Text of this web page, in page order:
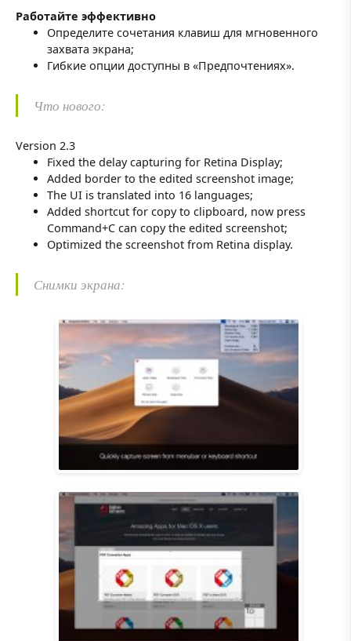
Работайте эффективно
Определите сочетания клавиш для мгновенного
захвата экрана;
Гибкие опции доступны в «Предпочтениях».
Что нового:
Version 2.3
Fixed the delay capturing for Retina Display;
Added border to the edited screenshot image;
The UI is translated into 16 languages;
Added shortcut for copy to clipboard, now press
Command+C can copy the edited screenshot;
Optimized the screenshot from Retina display.
Снимки экрана: